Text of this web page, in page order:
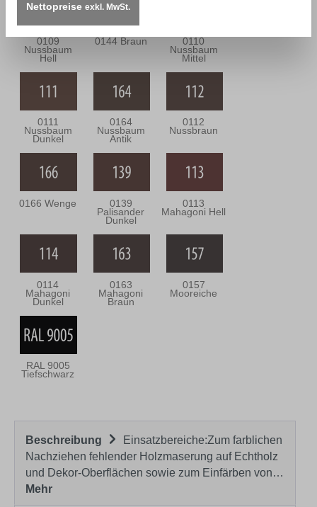
0109
Nussbaum
Hell
0144 Braun 0110
Nussbaum
Mittel
0111
Nussbaum
Dunkel
0164
Nussbaum
Antik
0112
Nussbraun
0166 Wenge 0139
Palisander
Dunkel
0113
Mahagoni Hell
0114
Mahagoni
Dunkel
0163
Mahagoni
Braun
0157
Mooreiche
RAL 9005
Tiefschwarz
Beschreibung
Einsatzbereiche:Zum farblichen
Nachziehen fehlender Holzmaserung auf Echtholz
und Dekor-Oberflächen sowie zum Einfärben von…
Mehr
Nettopreise exkl. MwSt.